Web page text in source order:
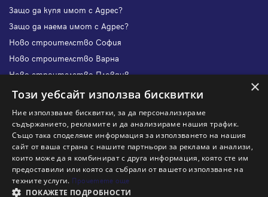
Защо да купя имот с Адрес?
Защо да наема имот с Адрес?
Ново строителство София
Ново строителство Варна
Ново строителство Пловдив
Ново строителство Бургас
Защо да отдам имот с Адрес?
Наши офиси
Кариери
Кои сме ние?
Франчайз
×
Този уебсайт използва бисквитки
Ние използваме бисквитки, за да персонализираме
съдържанието, рекламите и да анализираме нашия трафик.
Също така споделяме информация за използването на нашия
сайт от ваша страна с нашите партньори за реклама и анализи,
които може да я комбинират с друга информация, която сте им
предоставили или която са събрали от вашето използване на
техните услуги. Прочетете още
ПОКАЖЕТЕ ПОДРОБНОСТИ